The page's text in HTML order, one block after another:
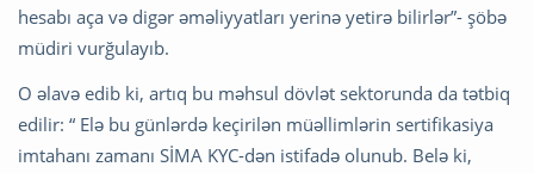
hesabı aça və digər əməliyyatları yerinə yetirə bilirlər”- şöbə
müdiri vurğulayıb.
O əlavə edib ki, artıq bu məhsul dövlət sektorunda da tətbiq
edilir: “ Elə bu günlərdə keçirilən müəllimlərin sertifikasiya
imtahanı zamanı SİMA KYC-dən istifadə olunub. Belə ki,